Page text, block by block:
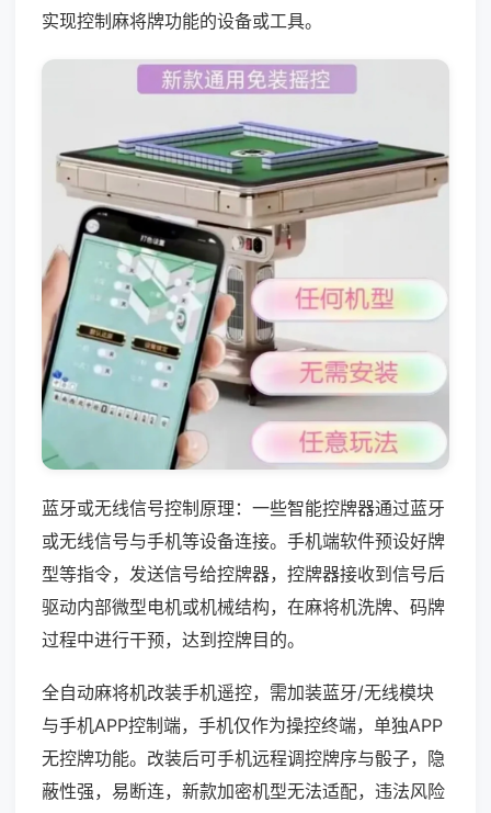
实现控制麻将牌功能的设备或工具。
蓝牙或无线信号控制原理：一些智能控牌器通过蓝牙
或无线信号与手机等设备连接。手机端软件预设好牌
型等指令，发送信号给控牌器，控牌器接收到信号后
驱动内部微型电机或机械结构，在麻将机洗牌、码牌
过程中进行干预，达到控牌目的。
全自动麻将机改装手机遥控，需加装蓝牙/无线模块
与手机APP控制端，手机仅作为操控终端，单独APP
无控牌功能。改装后可手机远程调控牌序与骰子，隐
蔽性强，易断连，新款加密机型无法适配，违法风险